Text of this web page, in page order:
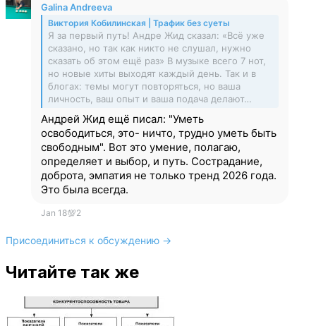
Galina Andreeva
Виктория Кобилинская | Трафик без суеты
Я за первый путь! Андре Жид сказал: «Всё уже
сказано, но так как никто не слушал, нужно
сказать об этом ещё раз» В музыке всего 7 нот,
но новые хиты выходят каждый день. Так и в
блогах: темы могут повторяться, но ваша
личность, ваш опыт и ваша подача делают…
Андрей Жид ещё писал: "Уметь
освободиться, это- ничто, трудно уметь быть
свободным". Вот это умение, полагаю,
определяет и выбор, и путь. Сострадание,
доброта, эмпатия не только тренд 2026 года.
Это была всегда.
Jan 18💯2
Присоединиться к обсуждению →
Читайте так же